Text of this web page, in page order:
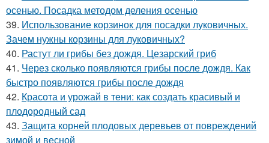
осенью. Посадка методом деления осенью
39. Использование корзинок для посадки луковичных.
Зачем нужны корзины для луковичных?
40. Растут ли грибы без дождя. Цезарский гриб
41. Через сколько появляются грибы после дождя. Как
быстро появляются грибы после дождя
42. Красота и урожай в тени: как создать красивый и
плодородный сад
43. Защита корней плодовых деревьев от повреждений
зимой и весной